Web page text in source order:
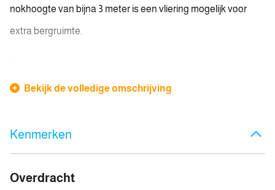
nokhoogte van bijna 3 meter is een vliering mogelijk voor
extra bergruimte.
Bekijk de volledige omschrijving
Kenmerken
Overdracht